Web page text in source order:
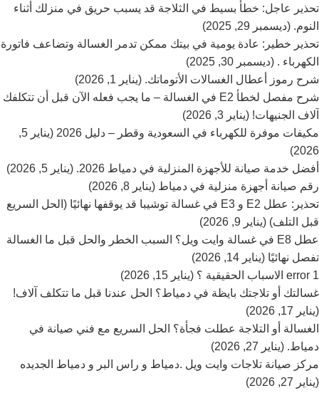
تحذير عاجل: خطأ بسيط في الثلاجة قد يسبب حريق في منزلك أثناء
النوم. (ديسمبر 29, 2025)
تحذير خطير: عادة يومية في بيتك ممكن تدمر الغسالة وتضاعف فاتورة
الكهرباء . (ديسمبر 30, 2025)
شرح رموز أعطال الغسالات الأتوماتك. (يناير 1, 2026)
شرح مفصل لخطأ E2 في الغسالة – ما يجب فعله الآن قبل أن تتكلفك
آلاف الجنيهات! (يناير 3, 2026)
مكيفات موفرة للكهرباء في السعودية وقطر – دليل 2026 (يناير 5,
2026)
أفضل خدمة صيانة للأجهزة المنزلية في دمياط 2026. (يناير 5, 2026)
رقم صيانة أجهزة منزلية في دمياط (يناير 8, 2026)
تحذير: عطل E2 و E3 في غسالة توشيبا قد يوقفها نهائيًا (الحل السريع
قبل التلف) (يناير 9, 2026)
عطل E8 في غسالة وايت ويل؟ السبب الخطر والحل قبل ما الغسالة
تفصل نهائيًا (يناير 14, 2026)
error 1 الاسباب الحقيقية ؟ (يناير 15, 2026)
غسالتك أو تلاجتك بايظة في دمياط؟ الحل عندنا قبل ما تتكلف آلاف!
(يناير 17, 2026)
الغسالة أو التلاجة عطلت فجأة؟ الحل السريع مع فني صيانة في
دمياط. (يناير 27, 2026)
مركز صيانة تلاجات وايت ويل .دمياط و راس البر و دمياط الجديده
(يناير 27, 2026)